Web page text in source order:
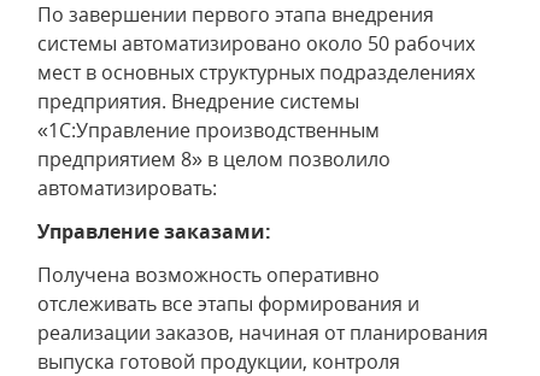
По завершении первого этапа внедрения
системы автоматизировано около 50 рабочих
мест в основных структурных подразделениях
предприятия. Внедрение системы
«1С:Управление производственным
предприятием 8» в целом позволило
автоматизировать:
Управление заказами:
Получена возможность оперативно
отслеживать все этапы формирования и
реализации заказов, начиная от планирования
выпуска готовой продукции, контроля